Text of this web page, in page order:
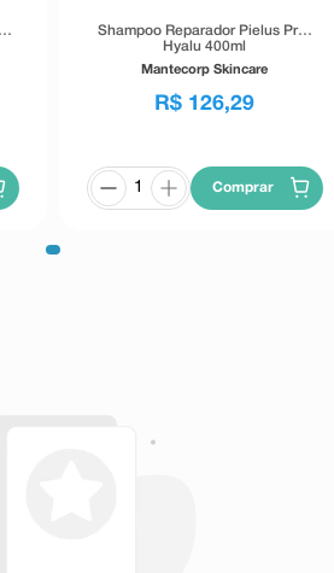
Shampoo Reparador Pielus Pro-
Hyalu 400ml
Mantecorp Skincare
R$ 126,29
Comprar